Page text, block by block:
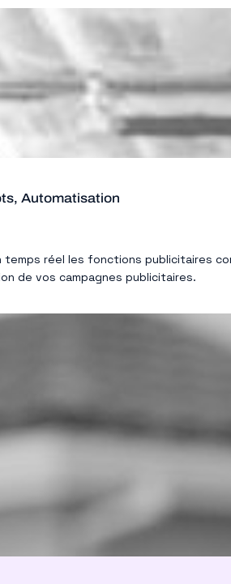
Automatisation
temps réel les fonctions publicitaires
de vos campagnes publicitaires.